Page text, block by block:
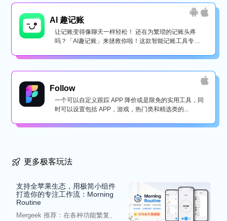
AI 趣记账
让记账变得像聊天一样轻松！ 还在为繁琐的记账头疼
吗？「AI趣记账」来拯救你啦！这款智能记账工具专为
Follow
一个可以自定义跟踪 APP 降价或是限免的实用工具，同
时可以设置包括 APP，游戏，热门类和精选类的...
更多极客玩法
支持全苹果生态，用极简小组件
打造你的专注工作流：Morning
Routine
Mergeek 推荐：在各种功能繁复、